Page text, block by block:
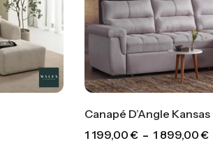
Canapé D’Angle Kansas
1 199,00€ – 1 899,00€